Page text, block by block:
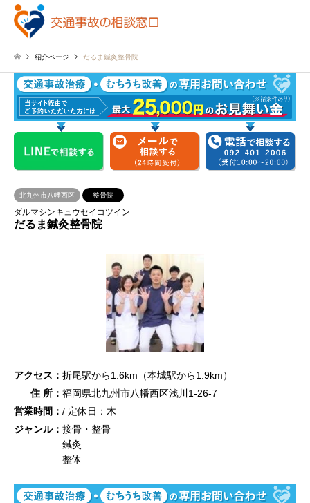
紹介ページ だるま鍼灸整骨院
北九州市八幡西区 整骨院
ダルマシンキュウセイコツイン
だるま鍼灸整骨院
アクセス： 折尾駅から1.6km（本城駅から1.9km）
住 所： 福岡県北九州市八幡西区浅川1-26-7
営業時間： / 定休日：木
ジャンル： 接骨・整骨
鍼灸
整体